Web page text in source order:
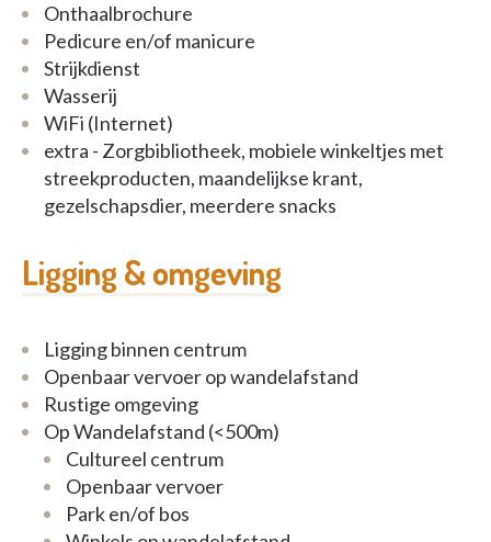
Onthaalbrochure
Pedicure en/of manicure
Strijkdienst
Wasserij
WiFi (Internet)
extra - Zorgbibliotheek, mobiele winkeltjes met
streekproducten, maandelijkse krant,
gezelschapsdier, meerdere snacks
Ligging & omgeving
Ligging binnen centrum
Openbaar vervoer op wandelafstand
Rustige omgeving
Op Wandelafstand (<500m)
Cultureel centrum
Openbaar vervoer
Park en/of bos